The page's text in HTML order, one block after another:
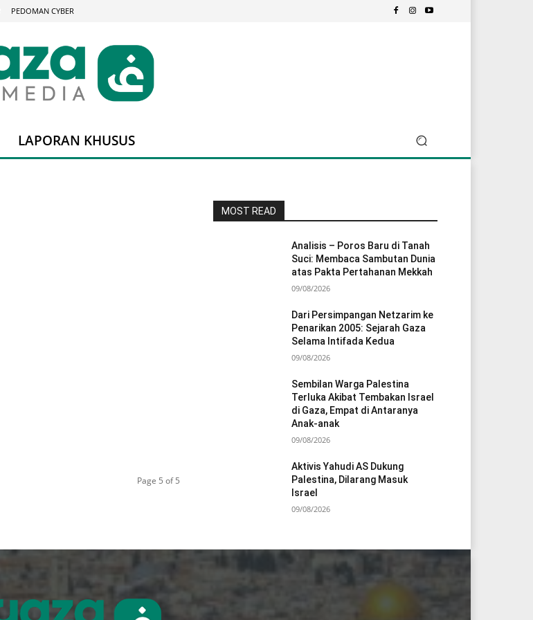
PEDOMAN CYBER
LAPORAN KHUSUS
Page 5 of 5
MOST READ
Analisis – Poros Baru di Tanah
Suci: Membaca Sambutan Dunia
atas Pakta Pertahanan Mekkah
09/08/2026
Dari Persimpangan Netzarim ke
Penarikan 2005: Sejarah Gaza
Selama Intifada Kedua
09/08/2026
Sembilan Warga Palestina
Terluka Akibat Tembakan Israel
di Gaza, Empat di Antaranya
Anak-anak
09/08/2026
Aktivis Yahudi AS Dukung
Palestina, Dilarang Masuk
Israel
09/08/2026